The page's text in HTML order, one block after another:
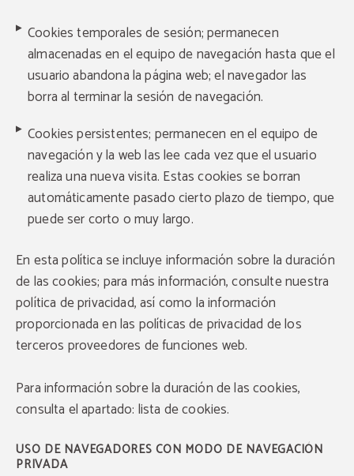
Cookies temporales de sesión; permanecen
almacenadas en el equipo de navegación hasta que el
usuario abandona la página web; el navegador las
borra al terminar la sesión de navegación.
Cookies persistentes; permanecen en el equipo de
navegación y la web las lee cada vez que el usuario
realiza una nueva visita. Estas cookies se borran
automáticamente pasado cierto plazo de tiempo, que
puede ser corto o muy largo.
En esta política se incluye información sobre la duración
de las cookies; para más información, consulte nuestra
política de privacidad, así como la información
proporcionada en las políticas de privacidad de los
terceros proveedores de funciones web.
Para información sobre la duración de las cookies,
consulta el apartado: lista de cookies.
USO DE NAVEGADORES CON MODO DE NAVEGACIÓN
PRIVADA